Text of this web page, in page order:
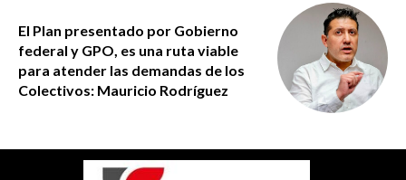
El Plan presentado por Gobierno
federal y GPO, es una ruta viable
para atender las demandas de los
Colectivos: Mauricio Rodríguez